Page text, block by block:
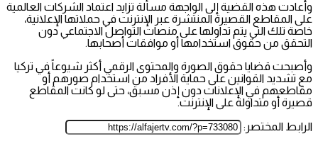
وأعادت هذه القضية إلى الواجهة مسألة تزايد اعتماد الشركات العالمية
على المقاطع القصيرة المنتشرة عبر الإنترنت في حملاتها الإعلانية،
خاصة تلك التي يتم تداولها على منصات التواصل الاجتماعي دون
التحقق من حقوق استخدامها أو موافقات أصحابها.
وأصبحت قضايا حقوق الصورة والمحتوى الرقمي أكثر شيوعاً في تركيا
مع تشديد القوانين على حماية الأفراد من استخدام صورهم أو
مقاطعهم في الإعلانات دون إذن مسبق، حتى لو كانت المقاطع
قصيرة أو متداولة على الإنترنت.
الرابط المختصر: